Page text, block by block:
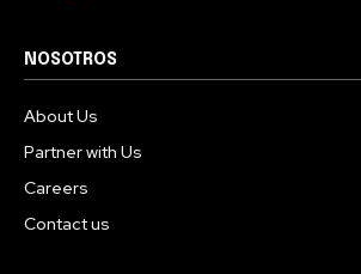
NOSOTROS
About Us
Partner with Us
Careers
Contact us